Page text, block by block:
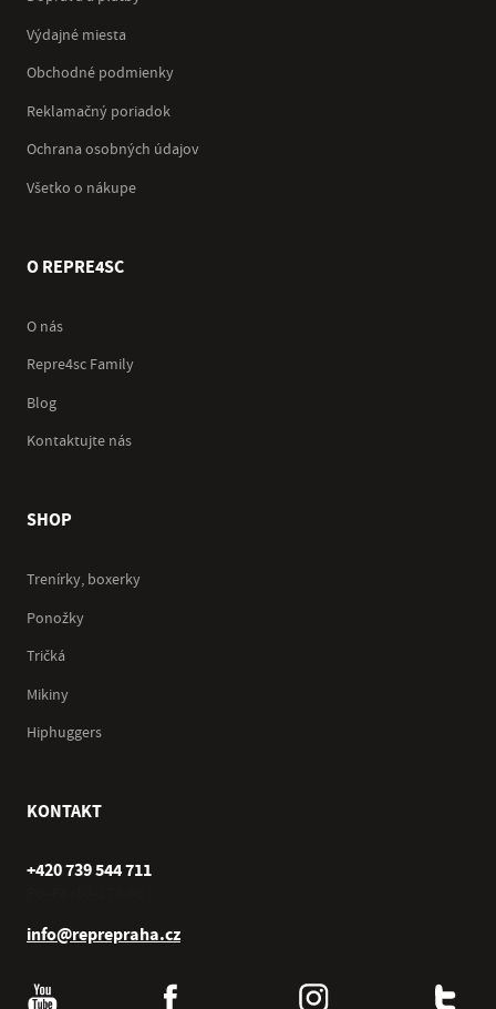
Výdajné miesta
Obchodné podmienky
Reklamačný poriadok
Ochrana osobných údajov
Všetko o nákupe
O REPRE4SC
O nás
Repre4sc Family
Blog
Kontaktujte nás
SHOP
Trenírky, boxerky
Ponožky
Tričká
Mikiny
Hiphuggers
KONTAKT
+420 739 544 711
info@reprepraha.cz